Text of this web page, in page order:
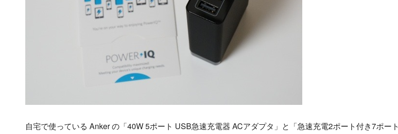
自宅で使っている Anker の「40W 5ポート USB急速充電器 ACアダプタ」と「急速充電2ポート付き7ポート